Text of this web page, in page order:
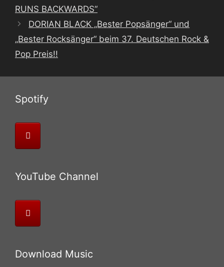
RUNS BACKWARDS“
DORIAN BLACK „Bester Popsänger“ und
„Bester Rocksänger“ beim 37. Deutschen Rock &
Pop Preis!!
Spotify
YouTube Channel
Download Music